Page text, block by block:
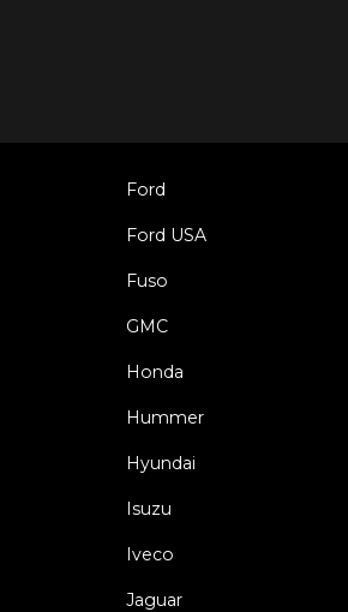
Ford
Ford USA
Fuso
GMC
Honda
Hummer
Hyundai
Isuzu
Iveco
Jaguar